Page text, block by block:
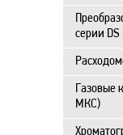
серии DS III
Газовые
МКС)